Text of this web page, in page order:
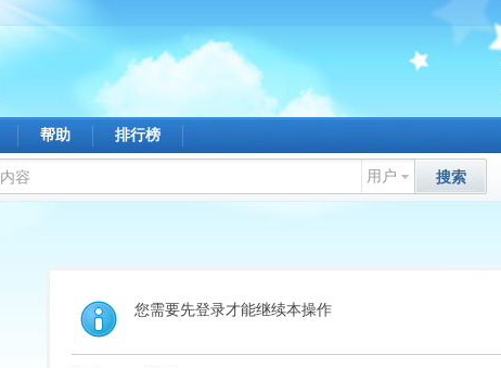
帮助 排行榜
用户 搜索
您需要先登录才能继续本操作